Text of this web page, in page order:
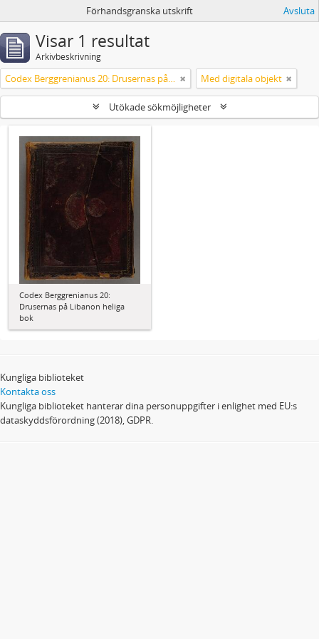
Förhandsgranska utskrift Avsluta
Visar 1 resultat
Arkivbeskrivning
Codex Berggrenianus 20: Drusernas på Libanon heliga bok Med digitala objekt
Utökade sökmöjligheter
Codex Berggrenianus 20:
Drusernas på Libanon heliga
bok
Kungliga biblioteket
Kontakta oss
Kungliga biblioteket hanterar dina personuppgifter i enlighet med EU:s
dataskyddsförordning (2018), GDPR.